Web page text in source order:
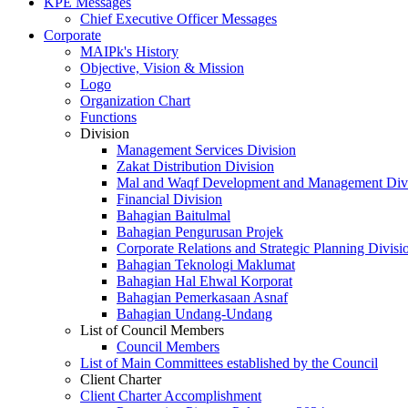
Chief Executive Officer Messages
Corporate
MAIPk's History
Objective, Vision & Mission
Logo
Organization Chart
Functions
Division
Management Services Division
Zakat Distribution Division
Mal and Waqf Development and Management
Financial Division
Bahagian Baitulmal
Bahagian Pengurusan Projek
Corporate Relations and Strategic Planning
Bahagian Teknologi Maklumat
Bahagian Hal Ehwal Korporat
Bahagian Pemerkasaan Asnaf
Bahagian Undang-Undang
List of Council Members
Council Members
List of Main Committees established by the Council
Client Charter
Client Charter Accomplishment